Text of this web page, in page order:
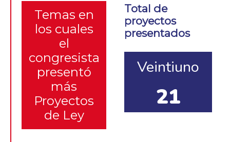
Temas en
los cuales
el
congresista
presentó
más
Proyectos
de Ley
Total de
proyectos
presentados
Veintiuno
21